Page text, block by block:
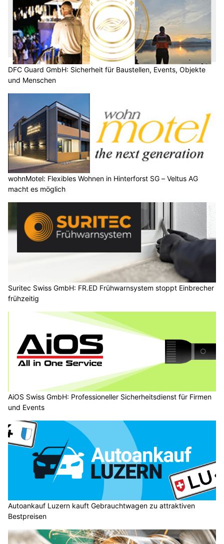
DFC Guard GmbH: Sicherheit für Baustellen, Events, Objekte
und Menschen
wohnMotel: Flexibles Wohnen in Hinterforst SG – Veltus AG
macht es möglich
Suritec Swiss GmbH: FR.ED Frühwarnsystem stoppt Einbrecher
frühzeitig
AiOS Swiss GmbH: Professioneller Sicherheitsdienst für Firmen
und Events
Autoankauf Luzern kauft Gebrauchtwagen zu attraktiven
Bestpreisen